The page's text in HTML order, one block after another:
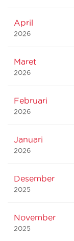
April
2026
Maret
2026
Februari
2026
Januari
2026
Desember
2025
November
2025